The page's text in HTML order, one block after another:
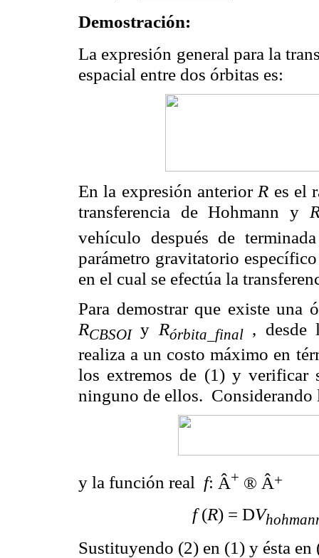
Demostración:
La expresión general para la
espacial entre dos órbitas es:
En la expresión anterior R es el
transferencia de Hohmann y
vehículo después de
parámetro gravitatorio
en el cual se efectúa la
Para demostrar que existe una
RCBSOI y Rórbita_final, desde
realiza a un costo máximo en
los extremos de (1) y
ninguno de ellos. Considerando
y la función real f: Â+ ® Â+
f(R) = DV
Sustituyendo (2) en (1) y ésta en